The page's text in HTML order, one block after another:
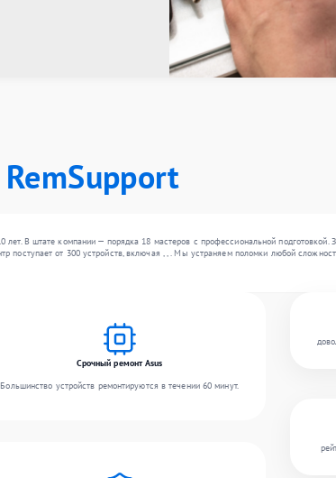
RemSupport
В штате компании — порядка 18 мастеров с профессиональной подготовкой.
от 300 устройств, включая , , . Мы устраняем поломки любой
Срочный ремонт Asus
Большинство устройств ремонтируются в течении 60 минут.